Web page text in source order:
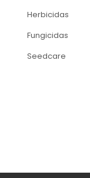
Herbicidas
Fungicidas
Seedcare